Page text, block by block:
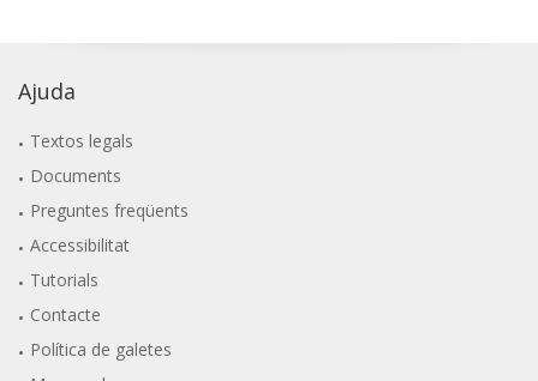
Ajuda
Textos legals
Documents
Preguntes freqüents
Accessibilitat
Tutorials
Contacte
Política de galetes